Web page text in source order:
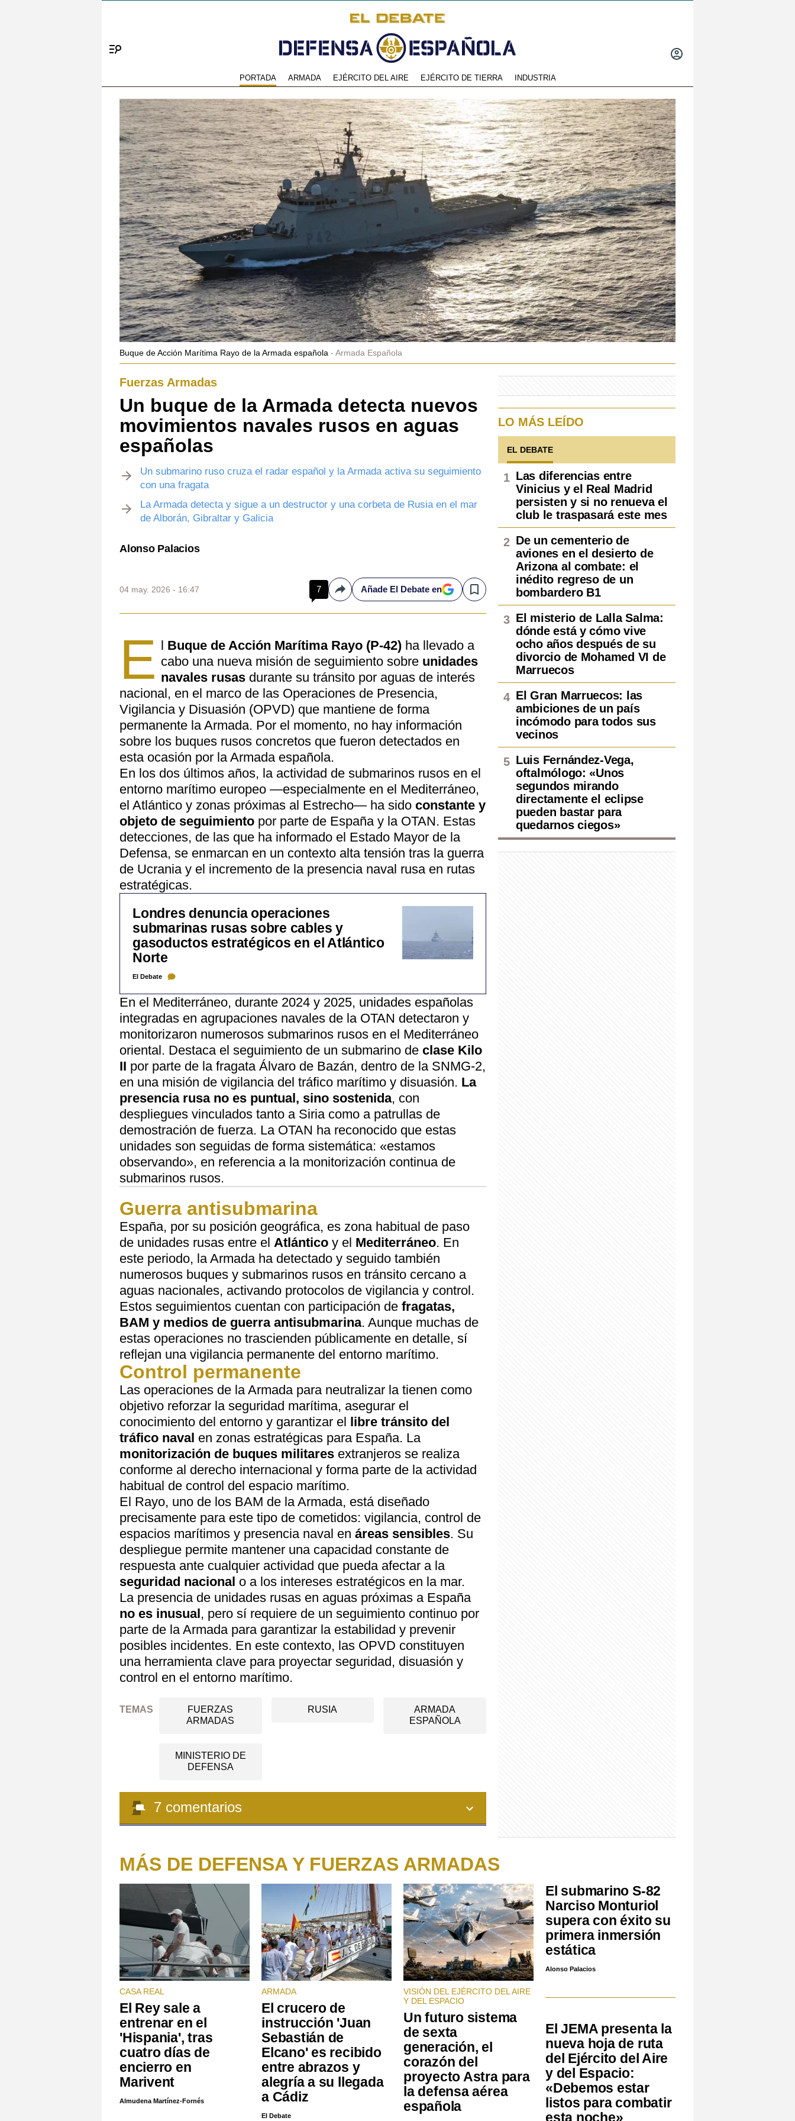
PORTADA ARMADA EJÉRCITO DEL AIRE EJÉRCITO DE TIERRA INDUSTRIA
Buque de Acción Marítima Rayo de la Armada española Armada Española
Fuerzas Armadas
Un buque de la Armada detecta nuevos
movimientos navales rusos en aguas
españolas
Un submarino ruso cruza el radar español y la Armada activa su seguimiento
con una fragata
La Armada detecta y sigue a un destructor y una corbeta de Rusia en el mar
de Alborán, Gibraltar y Galicia
Alonso Palacios
04 may. 2026 - 16:47 7 CompartirAñade El Debate en Save
E Buque de Acción Marítima Rayo (P-42) ha llevado a
cabo una nueva misión de seguimiento sobre unidades
navales rusas durante su tránsito por aguas de interés
nacional, en el marco de las Operaciones de Presencia,
Vigilancia y Disuasión (OPVD) que mantiene de forma
permanente la Armada. Por el momento, no hay información
sobre los buques rusos concretos que fueron detectados en
esta ocasión por la Armada española.
En los dos últimos años, la actividad de submarinos rusos en el
entorno marítimo europeo —especialmente en el Mediterráneo,
el Atlántico y zonas próximas al Estrecho— ha sido constante y
objeto de seguimiento por parte de España y la OTAN. Estas
detecciones, de las que ha informado el Estado Mayor de la
Defensa, se enmarcan en un contexto alta tensión tras la guerra
de Ucrania y el incremento de la presencia naval rusa en rutas
estratégicas.
Londres denuncia operaciones
submarinas rusas sobre cables y
gasoductos estratégicos en el Atlántico
Norte
El Debate
En el Mediterráneo, durante 2024 y 2025, unidades españolas
integradas en agrupaciones navales de la OTAN detectaron y
monitorizaron numerosos submarinos rusos en el Mediterráneo
oriental. Destaca el seguimiento de un submarino de clase Kilo
II por parte de la fragata Álvaro de Bazán, dentro de la SNMG-2,
en una misión de vigilancia del tráfico marítimo y disuasión. La
presencia rusa no es puntual, sino sostenida, con
despliegues vinculados tanto a Siria como a patrullas de
demostración de fuerza. La OTAN ha reconocido que estas
unidades son seguidas de forma sistemática: «estamos
observando», en referencia a la monitorización continua de
submarinos rusos.
Guerra antisubmarina
España, por su posición geográfica, es zona habitual de paso
de unidades rusas entre el Atlántico y el Mediterráneo. En
este periodo, la Armada ha detectado y seguido también
numerosos buques y submarinos rusos en tránsito cercano a
aguas nacionales, activando protocolos de vigilancia y control.
Estos seguimientos cuentan con participación de fragatas,
BAM y medios de guerra antisubmarina. Aunque muchas de
estas operaciones no trascienden públicamente en detalle, sí
reflejan una vigilancia permanente del entorno marítimo.
Control permanente
Las operaciones de la Armada para neutralizar la tienen como
objetivo reforzar la seguridad marítima, asegurar el
conocimiento del entorno y garantizar el
libre tránsito del
tráfico naval en zonas estratégicas para España. La
monitorización de buques militares extranjeros se realiza
conforme al derecho internacional y forma parte de la actividad
habitual de control del espacio marítimo.
El Rayo, uno de los BAM de la Armada, está diseñado
precisamente para este tipo de cometidos: vigilancia, control de
espacios marítimos y presencia naval en áreas sensibles. Su
despliegue permite mantener una capacidad constante de
respuesta ante cualquier actividad que pueda afectar a la
seguridad nacional o a los intereses estratégicos en la mar.
La presencia de unidades rusas en aguas próximas a España
no es inusual , pero sí requiere de un seguimiento continuo por
parte de la Armada para garantizar la estabilidad y prevenir
posibles incidentes. En este contexto, las OPVD constituyen
una herramienta clave para proyectar seguridad, disuasión y
control en el entorno marítimo.
TEMAS
FUERZAS
ARMADAS
RUSIA
ARMADA
ESPAÑOLA
MINISTERIO DE
DEFENSA
7 comentarios
LO MÁS LEÍDO
EL DEBATE
Las diferencias entre
Vinicius y el Real Madrid
persisten y si no renueva el
club le traspasará este mes
De un cementerio de
aviones en el desierto de
Arizona al combate: el
inédito regreso de un
bombardero B1
El misterio de Lalla Salma:
dónde está y cómo vive
ocho años después de su
divorcio de Mohamed VI de
Marruecos
El Gran Marruecos: las
ambiciones de un país
incómodo para todos sus
vecinos
Luis Fernández-Vega,
oftalmólogo: «Unos
segundos mirando
directamente el eclipse
pueden bastar para
quedarnos ciegos»
MÁS DE DEFENSA Y FUERZAS ARMADAS
CASA REAL
El Rey sale a
entrenar en el
'Hispania', tras
cuatro días de
encierro en
Marivent
Almudena Martínez-Fornés
ARMADA
El crucero de
instrucción 'Juan
Sebastián de
Elcano' es recibido
entre abrazos y
alegría a su llegada
a Cádiz
El Debate
VISIÓN DEL EJÉRCITO DEL AIRE
Y DEL ESPACIO
Un futuro sistema
de sexta
generación, el
corazón del
proyecto Astra para
la defensa aérea
española
El submarino S-82
Narciso Monturiol
supera con éxito su
primera inmersión
estática
Alonso Palacios
El JEMA presenta la
nueva hoja de ruta
del Ejército del Aire
y del Espacio:
«Debemos estar
listos para combatir
esta noche»